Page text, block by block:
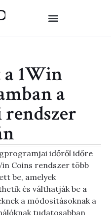
1Win
a
időről időre
Coins rendszer több
be, amelyek
és válthatják be a
a módosításoknak a
tudatosabban